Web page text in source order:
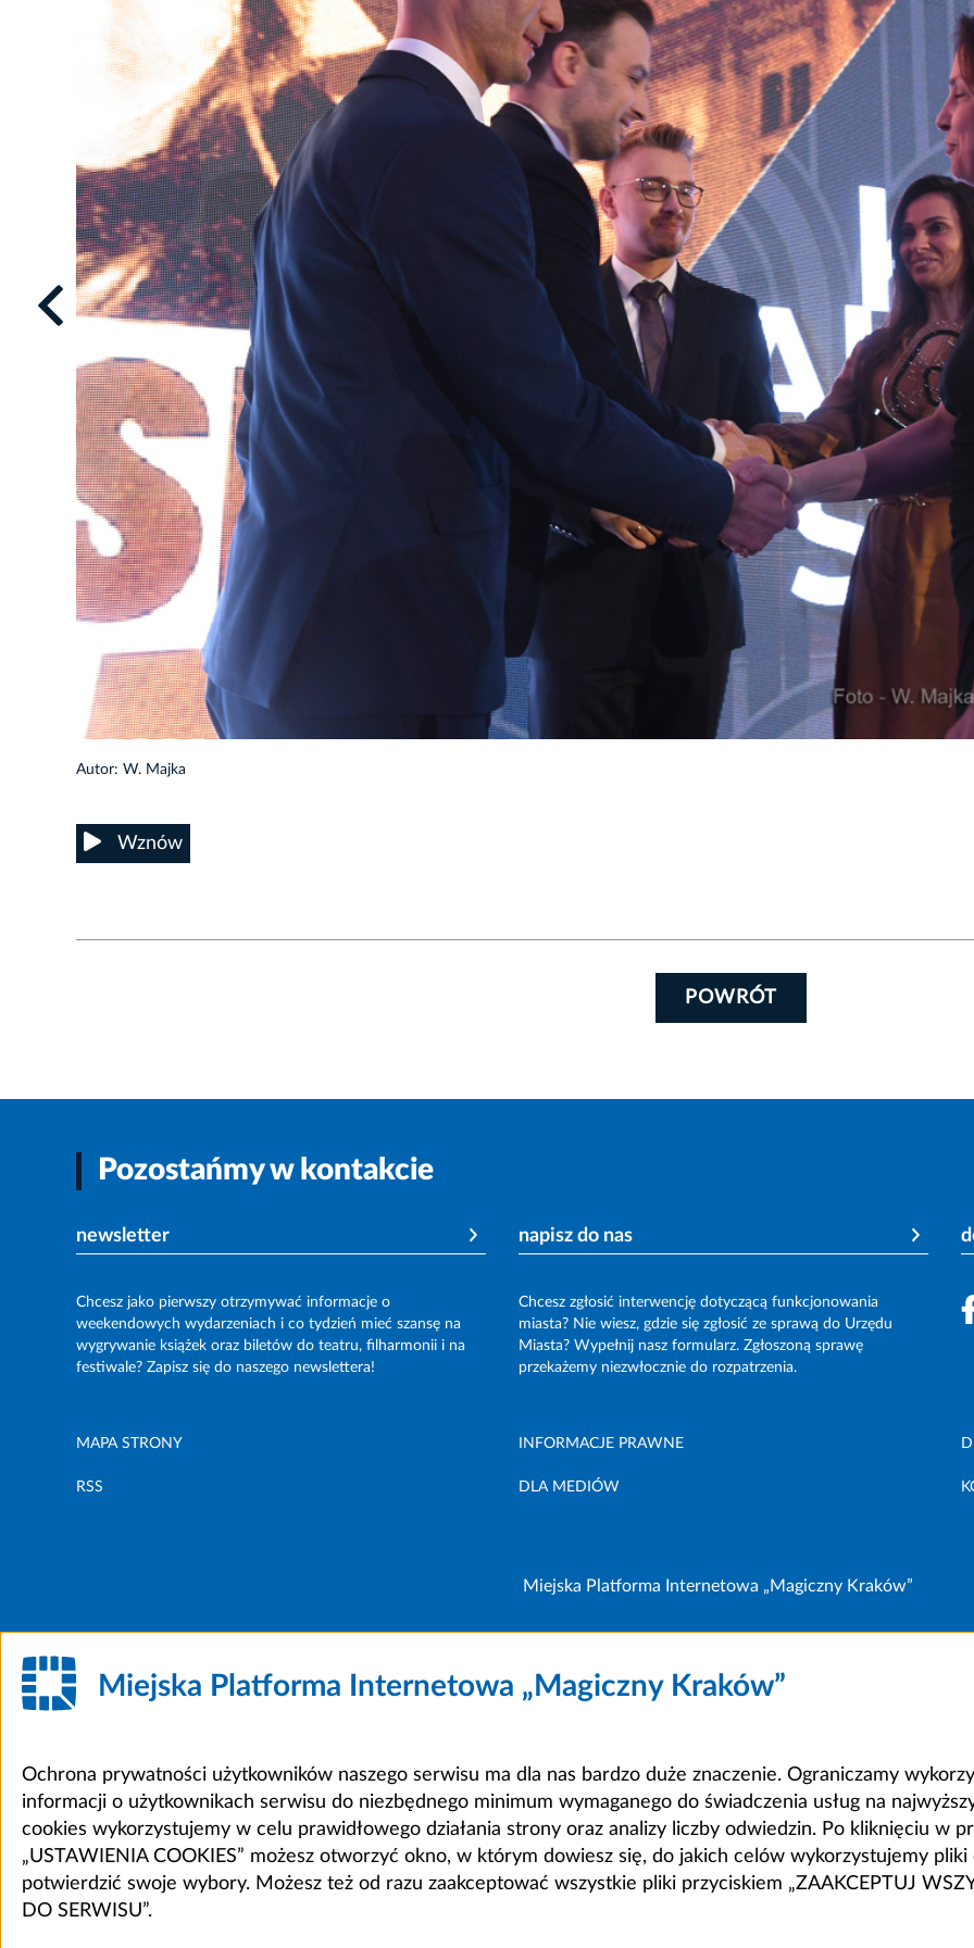
Autor: W. Majka
Wznów
POWRÓT
Pozostańmy w kontakcie
newsletter
Chcesz jako pierwszy otrzymywać informacje o
weekendowych wydarzeniach i co tydzień mieć szansę na
wygrywanie książek oraz biletów do teatru, filharmonii i na
festiwale? Zapisz się do naszego newslettera!
napisz do nas
Chcesz zgłosić interwencję dotyczącą funkcjonowania
miasta? Nie wiesz, gdzie się zgłosić ze sprawą do Urzędu
Miasta? Wypełnij nasz formularz. Zgłoszoną sprawę
przekażemy niezwłocznie do rozpatrzenia.
MAPA STRONY INFORMACJE PRAWNE
RSS DLA MEDIÓW
Miejska Platforma Internetowa „Magiczny Kraków”
Miejska Platforma Internetowa „Magiczny Kraków”
Ochrona prywatności użytkowników naszego serwisu ma dla nas bardzo duże znaczenie. Ograniczamy
informacji o użytkownikach serwisu do niezbędnego minimum wymaganego do świadczenia usług na
cookies wykorzystujemy w celu prawidłowego działania strony oraz analizy liczby odwiedzin. Po kliknięciu w
„USTAWIENIA COOKIES” możesz otworzyć okno, w którym dowiesz się, do jakich celów wykorzystujemy pliki
potwierdzić swoje wybory. Możesz też od razu zaakceptować wszystkie pliki przyciskiem „ZAAKCEPTUJ
DO SERWISU”.